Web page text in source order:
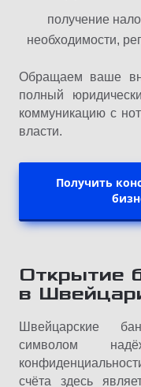
получение
необходимости,
Обращаем ваше
полный
коммуникацию с
власти.
Получить
Открытие
в
Швейцарские
символом
счёта здесь